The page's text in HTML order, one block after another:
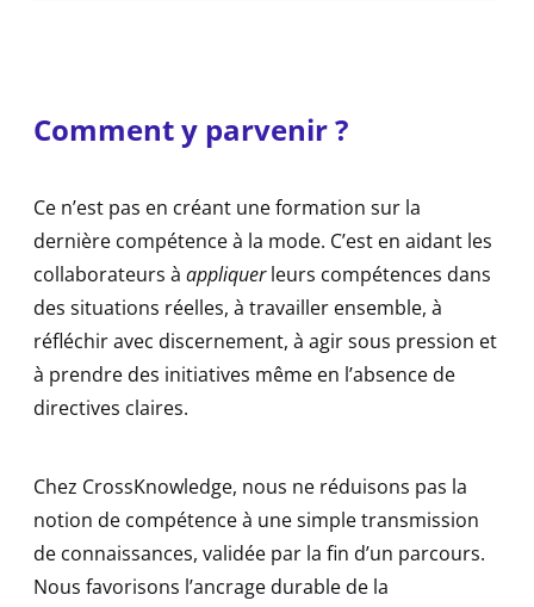
Comment y parvenir ?
Ce n’est pas en créant une formation sur la
dernière compétence à la mode. C’est en aidant les
collaborateurs à appliquerleurs compétences dans
des situations réelles, à travailler ensemble, à
réfléchir avec discernement, à agir sous pression et
à prendre des initiatives même en l’absence de
directives claires.
Chez CrossKnowledge, nous ne réduisons pas la
notion de compétence à une simple transmission
de connaissances, validée par la fin d’un parcours.
Nous favorisons l’ancrage durable de la